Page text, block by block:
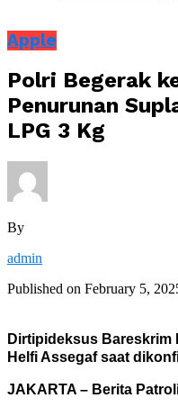
Apple
Polri Begerak
Penurunan
LPG 3 Kg
By
admin
Published on February 5,
Dirtipideksus Bareskrim
Helfi Assegaf saat
JAKARTA – Berita